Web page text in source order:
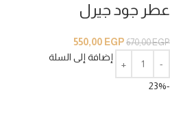
عطر جود جيرل
670,00EGP
550,00 EGP
إضافة إلى السلة
-23%